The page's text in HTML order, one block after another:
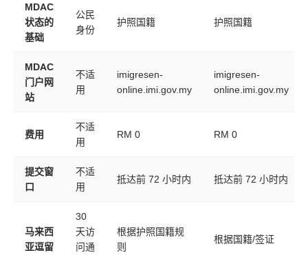
MDAC
状态的
基础
公民
身份
护照国籍 护照国籍
MDAC
门户网
站
不适
用
imigresen-
online.imi.gov.my
imigresen-
online.imi.gov.my
费用
不适
用
RM 0 RM 0
提交窗
口
不适
用
抵达前 72 小时内 抵达前 72 小时内
马来西
亚逗留
30
天访
问通
根据护照国籍规
则
根据国籍/签证